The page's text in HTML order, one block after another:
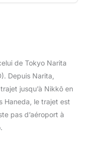
de Tokyo Narita
Depuis Narita,
jusqu’à Nikkō en
Haneda, le trajet est
pas d’aéroport à